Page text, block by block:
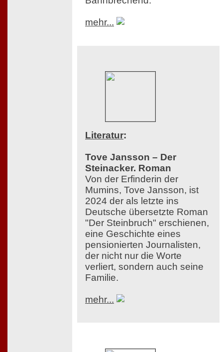
mehr...
Literatur:
Tove Jansson – Der
Steinacker. Roman
Von der Erfinderin der
Mumins, Tove Jansson, ist
2024 der als letzte ins
Deutsche übersetzte Roman
"Der Steinbruch" erschienen,
eine Geschichte eines
pensionierten Journalisten,
der nicht nur die Worte
verliert, sondern auch seine
Familie.
mehr...